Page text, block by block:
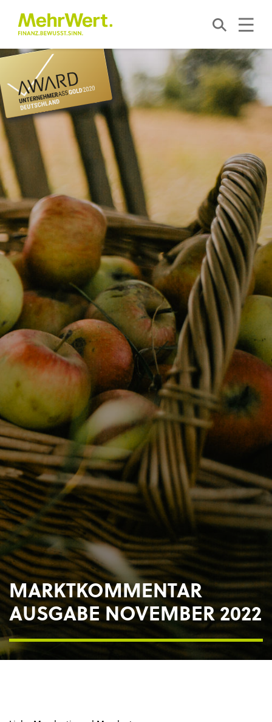
MARKTKOMMENTAR
AUSGABE NOVEMBER 2022